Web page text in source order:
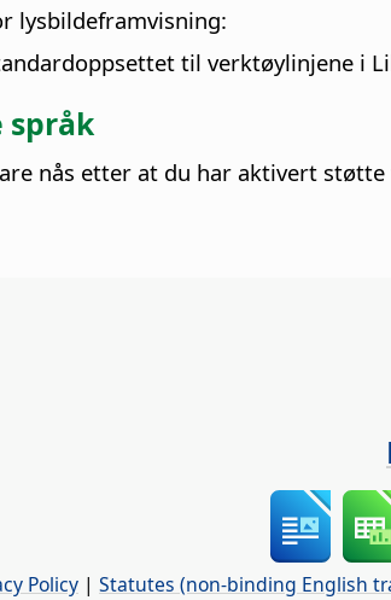
lysbildeframvisning:
til verktøylinjene i
språk
nås etter at du har aktivert
Policy | Statutes (non-binding English